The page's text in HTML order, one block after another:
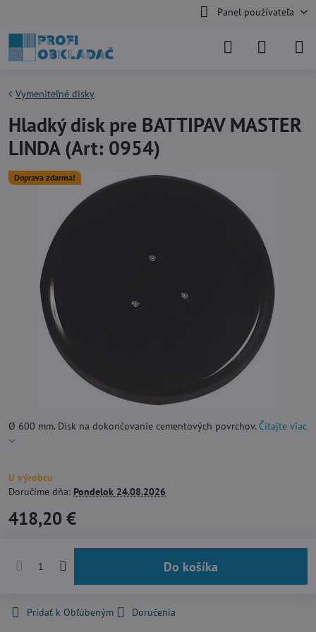
Panel používateľa
Doprava zdarma!
Vymeniteľné disky
Hladký disk pre BATTIPAV MASTER
LINDA (Art: 0954)
Ø 600 mm. Disk na dokončovanie cementových povrchov. Čítajte viac
U výrobcu
Doručíme dňa: Pondelok 24.08.2026
418,20 €
Do košíka
Pridať k Obľúbeným
Doručenia